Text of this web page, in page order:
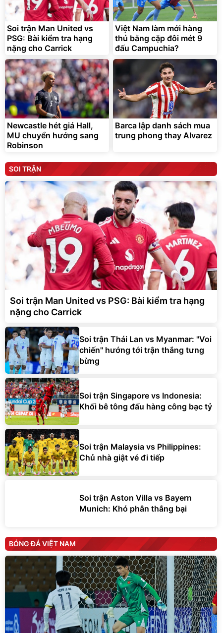
Soi trận Man United vs
PSG: Bài kiểm tra hạng
nặng cho Carrick
Việt Nam làm mới hàng
thủ bằng cặp đôi mét 9
đấu Campuchia?
Newcastle hét giá Hall,
MU chuyển hướng sang
Robinson
Barca lập danh sách mua
trung phong thay Alvarez
SOI TRẬN
Soi trận Man United vs PSG: Bài kiểm tra hạng
nặng cho Carrick
Soi trận Thái Lan vs Myanmar: "Voi
chiến" hướng tới trận thắng tưng
bừng
Soi trận Singapore vs Indonesia:
Khối bê tông đấu hàng công bạc tỷ
Soi trận Malaysia vs Philippines:
Chủ nhà giật vé đi tiếp
Soi trận Aston Villa vs Bayern
Munich: Khó phân thắng bại
BÓNG ĐÁ VIỆT NAM